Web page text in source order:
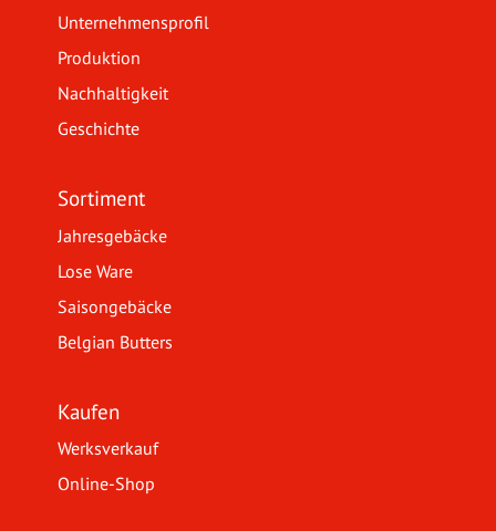
Unternehmensprofil
Produktion
Nachhaltigkeit
Geschichte
Sortiment
Jahresgebäcke
Lose Ware
Saisongebäcke
Belgian Butters
Kaufen
Werksverkauf
Online-Shop